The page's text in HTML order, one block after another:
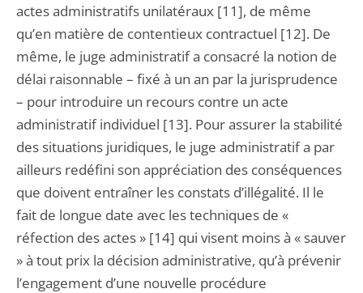
actes administratifs unilatéraux [11], de même
qu’en matière de contentieux contractuel [12]. De
même, le juge administratif a consacré la notion de
délai raisonnable – fixé à un an par la jurisprudence
– pour introduire un recours contre un acte
administratif individuel [13]. Pour assurer la stabilité
des situations juridiques, le juge administratif a par
ailleurs redéfini son appréciation des conséquences
que doivent entraîner les constats d’illégalité. Il le
fait de longue date avec les techniques de «
réfection des actes » [14] qui visent moins à « sauver
» à tout prix la décision administrative, qu’à prévenir
l’engagement d’une nouvelle procédure